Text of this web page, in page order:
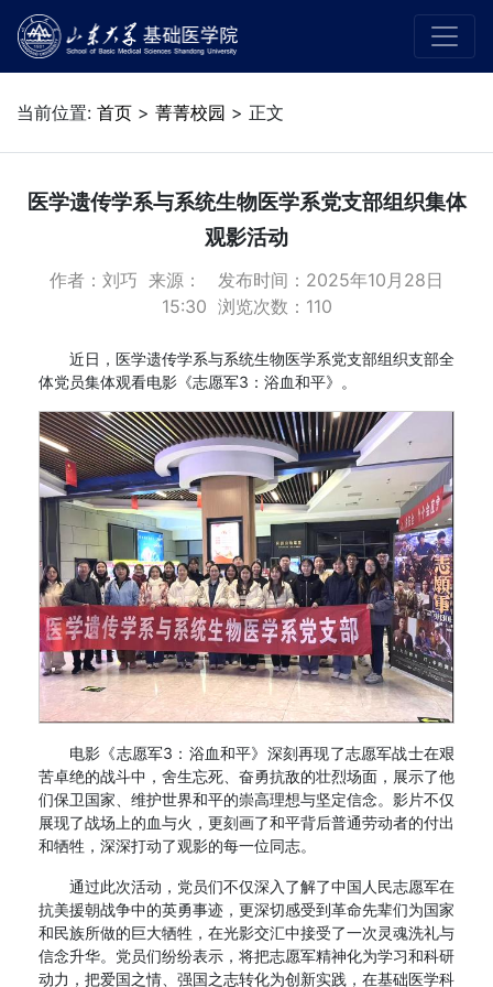
当前位置: 首页 > 菁菁校园 > 正文
医学遗传学系与系统生物医学系党支部组织集体
观影活动
作者：刘巧 来源： 发布时间：2025年10月28日
15:30 浏览次数： 110
近日，医学遗传学系与系统生物医学系党支部组织支部全
体党员集体观看电影《志愿军3：浴血和平》。
电影《志愿军3：浴血和平》深刻再现了志愿军战士在艰
苦卓绝的战斗中，舍生忘死、奋勇抗敌的壮烈场面，展示了他
们保卫国家、维护世界和平的崇高理想与坚定信念。影片不仅
展现了战场上的血与火，更刻画了和平背后普通劳动者的付出
和牺牲，深深打动了观影的每一位同志。
通过此次活动，党员们不仅深入了解了中国人民志愿军在
抗美援朝战争中的英勇事迹，更深切感受到革命先辈们为国家
和民族所做的巨大牺牲，在光影交汇中接受了一次灵魂洗礼与
信念升华。党员们纷纷表示，将把志愿军精神化为学习和科研
动力，把爱国之情、强国之志转化为创新实践，在基础医学科